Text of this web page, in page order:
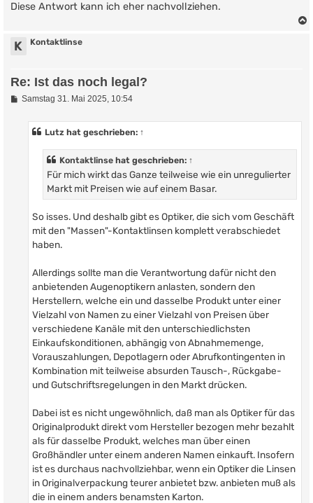
Diese Antwort kann ich eher nachvollziehen.
K Kontaktlinse
Re: Ist das noch legal?
B
Samstag 31. Mai 2025, 10:54
Lutz hat geschrieben: ↑
Kontaktlinse hat geschrieben: ↑
Für mich wirkt das Ganze teilweise wie ein unregulierter
Markt mit Preisen wie auf einem Basar.
So isses. Und deshalb gibt es Optiker, die sich vom Geschäft
mit den "Massen"-Kontaktlinsen komplett verabschiedet
haben.
Allerdings sollte man die Verantwortung dafür nicht den
anbietenden Augenoptikern anlasten, sondern den
Herstellern, welche ein und dasselbe Produkt unter einer
Vielzahl von Namen zu einer Vielzahl von Preisen über
verschiedene Kanäle mit den unterschiedlichsten
Einkaufskonditionen, abhängig von Abnahmemenge,
Vorauszahlungen, Depotlagern oder Abrufkontingenten in
Kombination mit teilweise absurden Tausch-, Rückgabe-
und Gutschriftsregelungen in den Markt drücken.
Dabei ist es nicht ungewöhnlich, daß man als Optiker für das
Originalprodukt direkt vom Hersteller bezogen mehr bezahlt
als für dasselbe Produkt, welches man über einen
Großhändler unter einem anderen Namen einkauft. Insofern
ist es durchaus nachvollziehbar, wenn ein Optiker die Linsen
in Originalverpackung teurer anbietet bzw. anbieten muß als
die in einem anders benamsten Karton.